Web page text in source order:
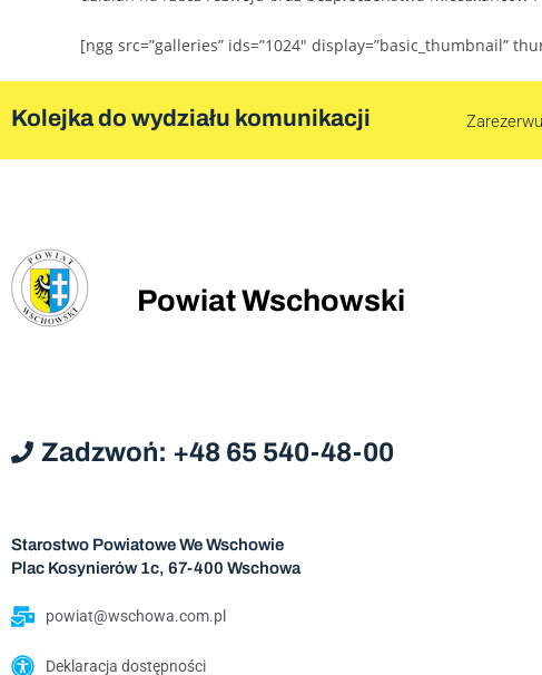
[ngg src=”galleries” ids=”1024″ display=”basic_thumbnail”
Kolejka do wydziału komunikacji
Powiat Wschowski
Zadzwoń: +48 65 540-48-00
Starostwo Powiatowe We Wschowie
Plac Kosynierów 1c, 67-400 Wschowa
powiat@wschowa.com.pl
Deklaracja dostępności